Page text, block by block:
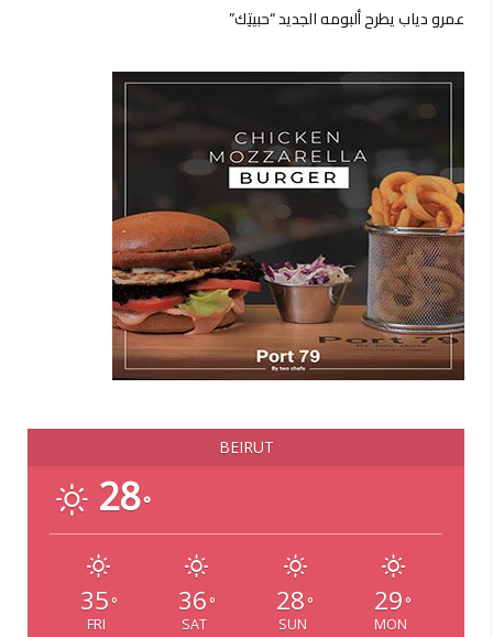
عمرو دياب يطرح ألبومه الجديد “حبيتِك”
BEIRUT
28°
35 °
FRI
36 °
SAT
28 °
SUN
29 °
MON